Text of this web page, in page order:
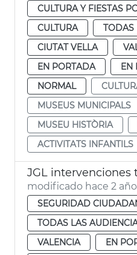
CULTURA Y FIESTAS
CULTURA
TODAS
CIUTAT VELLA
EN PORTADA
EN
NORMAL
MUSEUS MUNICIPALS
MUSEU HISTÒRIA
ACTIVITATS INFANTILS
JGL intervenciones
modificado hace 2
SEGURIDAD
TODAS LAS
VALENCIA
EN